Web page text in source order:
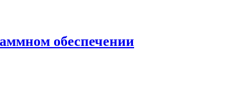
обеспечении